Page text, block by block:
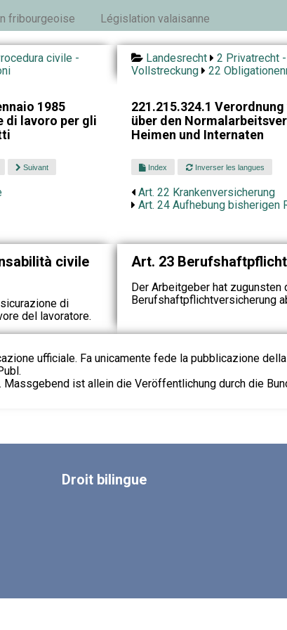
fribourgeoise Législation valaisanne
civile -
Landesrecht
2 Privatrecht
Vollstreckung
22
1985
di lavoro per gli
221.215.324.1
über den
Heimen und Internaten
Suivant Index Inverser les langues
Art. 22 Krankenversicherung
Art. 24 Aufhebung bisherigen
civile
di
del lavoratore.
Art. 23
Der Arbeitgeber hat
Berufshaftpflichtversicherung
ufficiale. Fa unicamente fede la pubblicazione
ist allein die Veröffentlichung durch die
Droit bilingue